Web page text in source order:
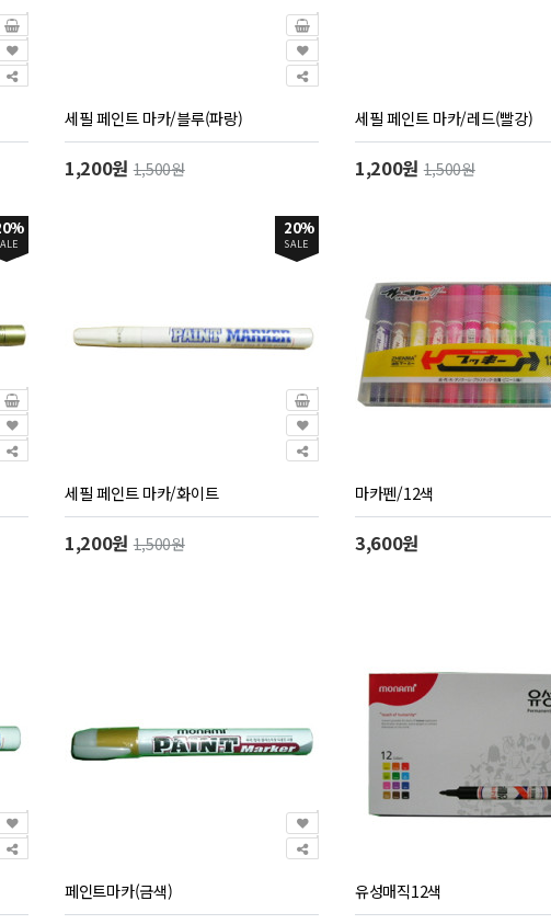
세필 페인트 마카/블루(파랑)
1,200원1,500원
세필 페인트 마카/레드(빨강)
1,200원1,500원
20%
SALE
세필 페인트 마카/화이트
1,200원1,500원
마카펜/12색
3,600원
페인트마카(금색) 유성매직12색